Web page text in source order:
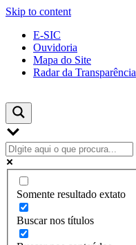
Skip to content
E-SIC
Ouvidoria
Mapa do Site
Radar da Transparência
Somente resultado extato
Buscar nos títulos